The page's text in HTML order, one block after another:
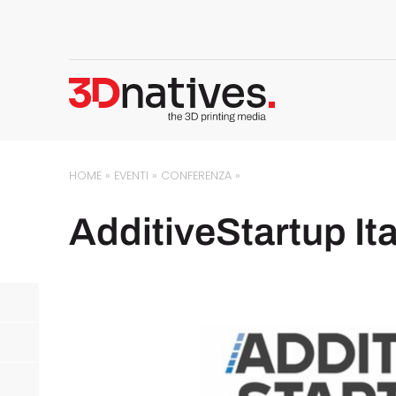
HOME » EVENTI » CONFERENZA »
AdditiveStartup